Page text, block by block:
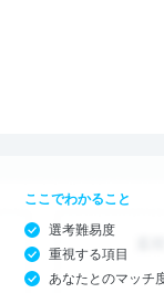
ここでわかること
選考難易度
重視する項目
あなたとのマッチ